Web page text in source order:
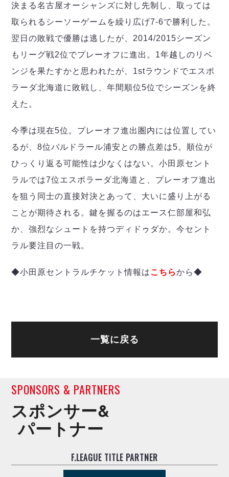
デウソン神戸
ポルセイド浜田
ミラクルスマイル新居浜
決まる名古屋オーシャンズに対し先制し、取っては
取られるシーソーゲームを繰り広げ7-6で勝利した。
翌日の敗戦で優勝は逃したが、2014/2015シーズン
もリーグ戦2位でプレーオフに進出。1年越しのリベ
ンジを果たすかと思われたが、1stラウンドでエスポ
ラーダ北海道に敗戦し、年間順位5位でシーズンを終
えた。
今季は現在5位。プレーオフ進出圏内には位置してい
るが、8位バルドラール浦安との勝点差は5。順位が
ひっくり返る可能性は少なくはない。小田原セント
ラルでは7位エスポラーダ北海道と、プレーオフ進出
を狙う同士の直接対決とあって、大いに盛り上がる
ことが期待される。鍵を握るのはエース仁部屋和弘
か、強烈なシュートを持つディドゥダか。今セント
ラル要注目の一戦。
◆小田原セントラルチケット情報はこちらから◆
一覧に戻る
SPONSORS & PARTNERS
スポンサー&
パートナー
F.LEAGUE TITLE PARTNER